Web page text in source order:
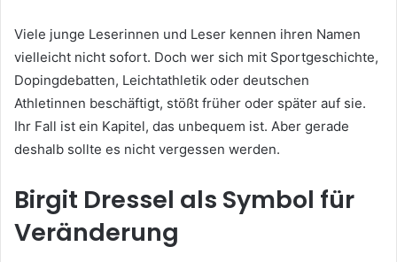
Viele junge Leserinnen und Leser kennen ihren Namen
vielleicht nicht sofort. Doch wer sich mit Sportgeschichte,
Dopingdebatten, Leichtathletik oder deutschen
Athletinnen beschäftigt, stößt früher oder später auf sie.
Ihr Fall ist ein Kapitel, das unbequem ist. Aber gerade
deshalb sollte es nicht vergessen werden.
Birgit Dressel als Symbol für
Veränderung